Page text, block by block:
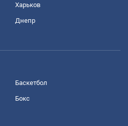
Харьков
Днепр
Баскетбол
Бокс